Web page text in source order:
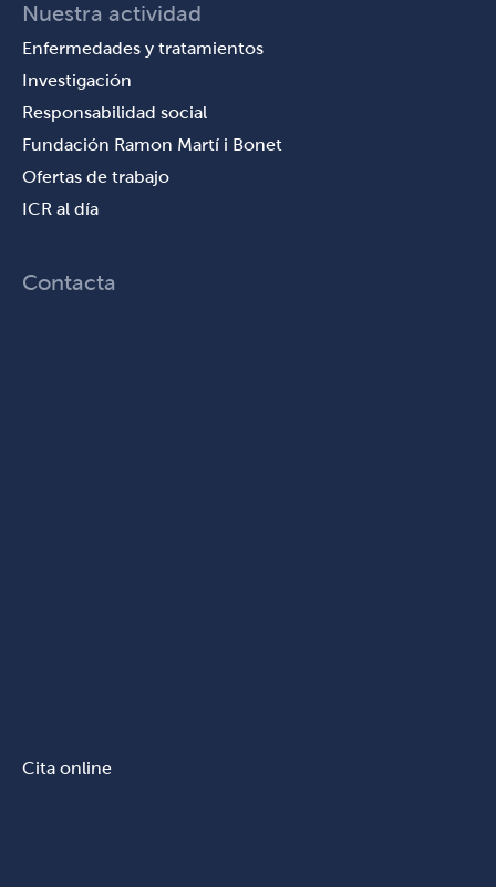
Nuestra actividad
Enfermedades y tratamientos
Investigación
Responsabilidad social
Fundación Ramon Martí i Bonet
Ofertas de trabajo
ICR al día
Contacta
Cita online